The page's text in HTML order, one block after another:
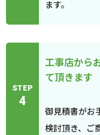
ます。
STEP
4
工事店から
て頂きます
御見積書がお
検討頂き、ご